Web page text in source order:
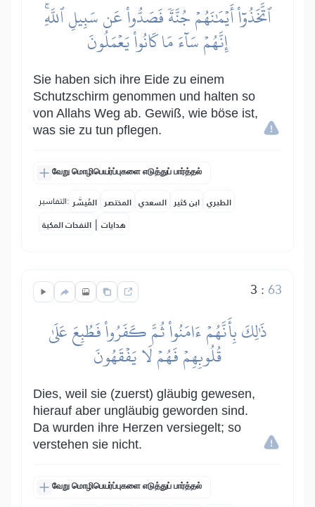
ٱتَّخَذُوٓاْ أَيۡمَٰنَهُمۡ جُنَّةٗ فَصَدُّواْ عَن سَبِيلِ ٱللَّهِۚ
إِنَّهُمۡ سَآءَ مَا كَانُواْ يَعۡمَلُونَ
Sie haben sich ihre Eide zu einem
Schutzschirm genommen und halten so
von Allahs Weg ab. Gewiß, wie böse ist,
was sie zu tun pflegen.
வேறு மொழிபெயர்ப்புகளை எடுத்துப் பார்த்தல்
التفاسير: المُيسَّر المختصر السعدي ابن كثير الطبري
النفحات المكية | هدايات
3 :63
ذَٰلِكَ بِأَنَّهُمۡ ءَامَنُواْ ثُمَّ كَفَرُواْ فَطُبِعَ عَلَىٰ
قُلُوبِهِمۡ فَهُمۡ لَا يَفۡقَهُونَ
Dies, weil sie (zuerst) gläubig gewesen,
hierauf aber ungläubig geworden sind.
Da wurden ihre Herzen versiegelt; so
verstehen sie nicht.
வேறு மொழிபெயர்ப்புகளை எடுத்துப் பார்த்தல்